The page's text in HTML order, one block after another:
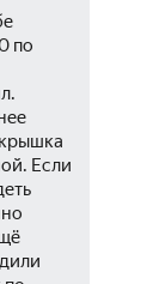
по
Если